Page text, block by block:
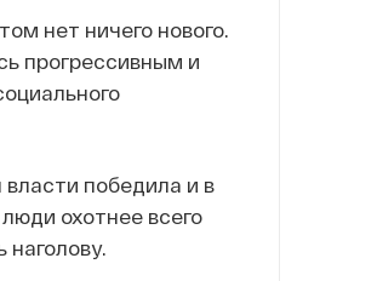
нет ничего нового.
прогрессивным и
победила и в
охотнее всего